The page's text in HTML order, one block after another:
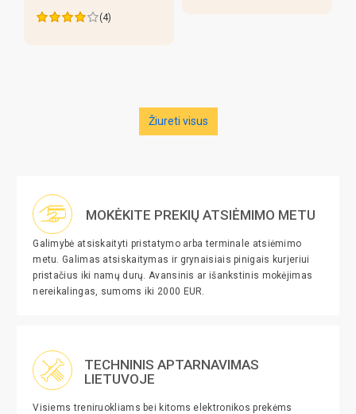
(4)
Žiureti visus
MOKĖKITE PREKIŲ ATSIĖMIMO METU
Galimybė atsiskaityti pristatymo arba terminale atsiėmimo
metu. Galimas atsiskaitymas ir grynaisiais pinigais kurjeriui
pristačius iki namų durų. Avansinis ar išankstinis mokėjimas
nereikalingas, sumoms iki 2000 EUR.
TECHNINIS APTARNAVIMAS
LIETUVOJE
Visiems treniruokliams bei kitoms elektronikos prekėms